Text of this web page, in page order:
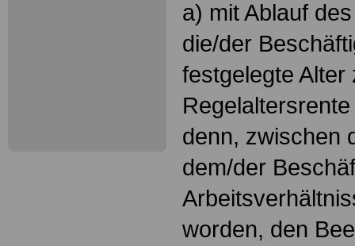
a) mit Ablauf
die/der
festgelegte
denn, zwischen
dem/der
worden, den